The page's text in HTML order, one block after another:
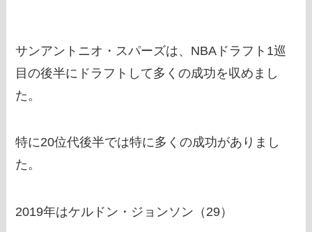
サンアントニオ・スパーズは、NBAドラフト1巡
目の後半にドラフトして多くの成功を収めまし
た。
特に20位代後半では特に多くの成功がありまし
た。
2019年はケルドン・ジョンソン（29）